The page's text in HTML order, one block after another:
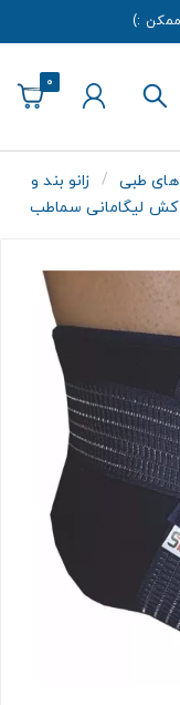
ممکن :)
0
طبی
زانو بند و
کش لیگامانی سماطب